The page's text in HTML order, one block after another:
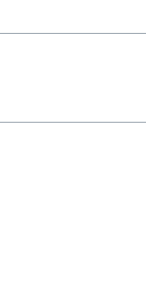
년 역사 문화 캠프가 지난
영국 전역에서 30여명의
강좌, 선배에 의한 진로 안